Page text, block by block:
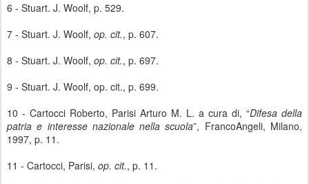
6 - Stuart. J. Woolf, p. 529.
7 - Stuart. J. Woolf, op. cit., p. 607.
8 - Stuart. J. Woolf, op. cit., p. 697.
9 - Stuart. J. Woolf, op. cit., p. 699.
10 - Cartocci Roberto, Parisi Arturo M. L. a cura di, “Difesa della
patria e interesse nazionale nella scuola”, FrancoAngeli, Milano,
1997, p. 11.
11 - Cartocci, Parisi, op. cit., p. 11.